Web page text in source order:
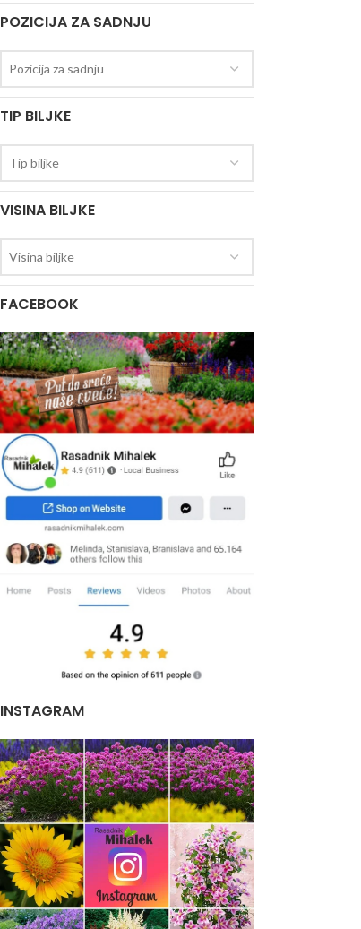
POZICIJA ZA SADNJU
Pozicija za sadnju
TIP BILJKE
Tip biljke
VISINA BILJKE
Visina biljke
FACEBOOK
INSTAGRAM